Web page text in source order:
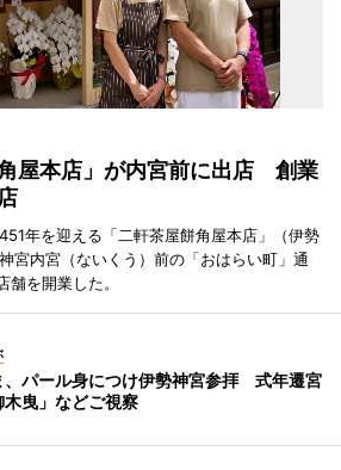
屋本店」が内宮前に出店 創業
年を迎える「二軒茶屋餅角屋本店」（伊勢
宮内宮（ないくう）前の「おはらい町」通
舗を開業した。
、パール身につけ伊勢神宮参拝 式年遷宮
木曳」などご視察